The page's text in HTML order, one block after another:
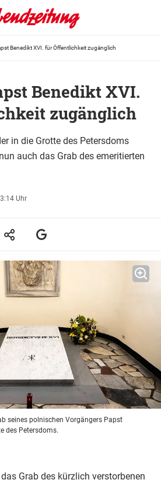
Benedikt XVI. für Öffentlichkeit zugänglich
Benedikt XVI.
zugänglich
in die Grotte des Petersdoms
auch das Grab des emeritierten
Uhr
seines polnischen Vorgängers Papst
des Petersdoms.
Grab des kürzlich verstorbenen